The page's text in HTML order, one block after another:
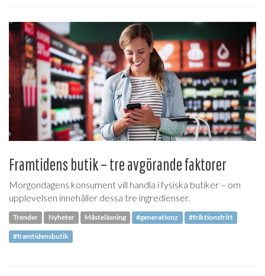
Framtidens butik – tre avgörande faktorer
Morgondagens konsument vill handla i fysiska butiker – om
upplevelsen innehåller dessa tre ingredienser.
Trender Nyheter Måsteläsning #generationz #friktionsfritt
#framtidensbutik